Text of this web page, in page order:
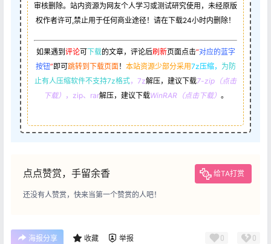
审核删除。站内资源为网友个人学习或测试研究使用，未经原版
权作者许可,禁止用于任何商业途径！请在下载24小时内删除！
如果遇到 评论可下载的文章，评论后刷新页面点击“对应的蓝字
按钮” 即可跳转到下载页面！ 本站资源少部分采用7z压缩， 为防
止有人压缩软件不支持7z格式，7z解压，建议下载7-zip（点击
下载） ，zip、rar解压，建议下载WinRAR（点击下载） 。
点点赞赏，手留余香 给TA打赏
还没有人赞赏，快来当第一个赞赏的人吧！
海报分享 收藏 举报 0 0